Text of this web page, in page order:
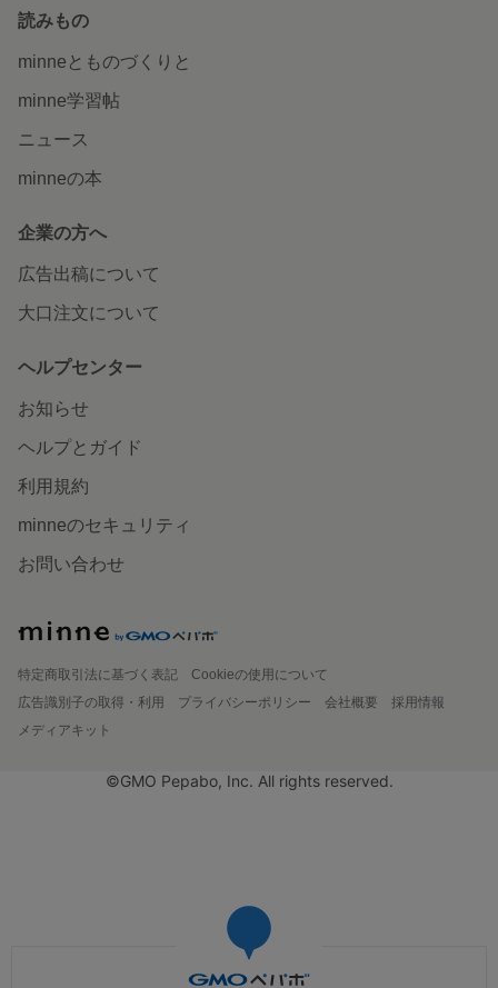
読みもの
minneとものづくりと
minne学習帖
ニュース
minneの本
企業の方へ
広告出稿について
大口注文について
ヘルプセンター
お知らせ
ヘルプとガイド
利用規約
minneのセキュリティ
お問い合わせ
特定商取引法に基づく表記
Cookieの使用について
広告識別子の取得・利用
プライバシーポリシー 会社概要
採用情報
メディアキット
©GMO Pepabo, Inc. All rights reserved.